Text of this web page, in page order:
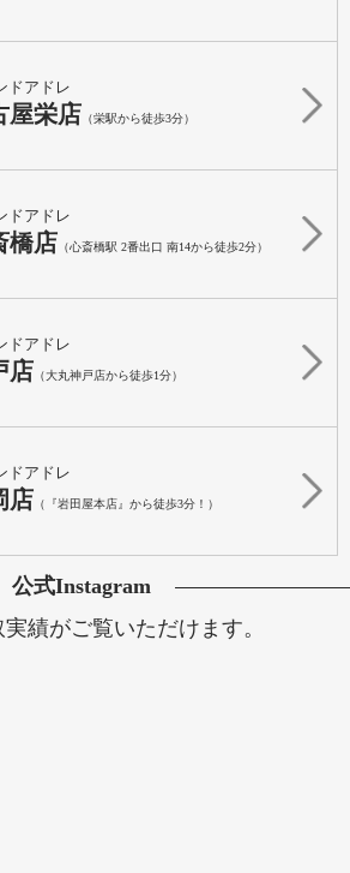
ドアドレ
屋栄店 （栄駅から徒歩3分）
ドアドレ
橋店 （心斎橋駅 2番出口 南14から徒歩2分）
ドアドレ
店 （大丸神戸店から徒歩1分）
ドアドレ
店 （『岩田屋本店』から徒歩3分！）
公式Instagram
績がご覧いただけます。